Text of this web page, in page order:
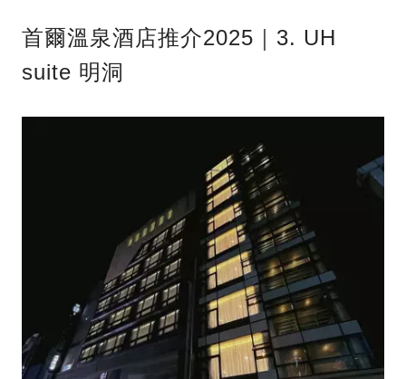
首爾溫泉酒店推介2025｜3. UH
suite 明洞